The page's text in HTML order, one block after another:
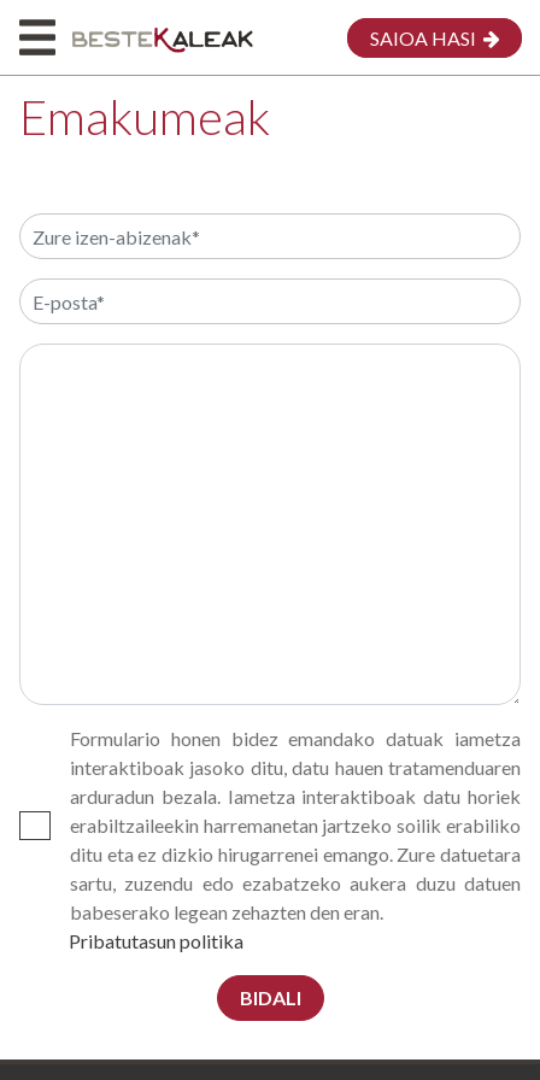
HONI BURUZ
MAPA
SAIOA HASI
Emakumeak
Formulario honen bidez emandako datuak iametza
interaktiboak jasoko ditu, datu hauen tratamenduaren
arduradun bezala. Iametza interaktiboak datu horiek
erabiltzaileekin harremanetan jartzeko soilik erabiliko
ditu eta ez dizkio hirugarrenei emango. Zure datuetara
sartu, zuzendu edo ezabatzeko aukera duzu datuen
babeserako legean zehazten den eran.
Pribatutasun politika
BIDALI